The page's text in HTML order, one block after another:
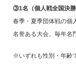
③1名（個人戦全国決勝
春季・夏季団体戦の
名誉ある大会。毎年名
※いずれも性別・年齢